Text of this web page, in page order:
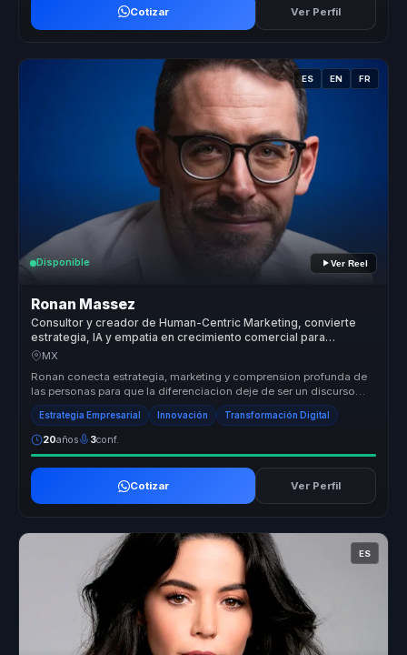
Cotizar Ver Perfil
ES EN FR
Disponible Ver Reel
Ronan Massez
Consultor y creador de Human-Centric Marketing, convierte
estrategia, IA y empatia en crecimiento comercial para
empresas.
MX
Ronan conecta estrategia, marketing y comprension profunda de
las personas para que la diferenciacion deje de ser un discurso
generico y ...
Estrategia Empresarial Innovación Transformación Digital
20años 3conf.
Cotizar Ver Perfil
ES